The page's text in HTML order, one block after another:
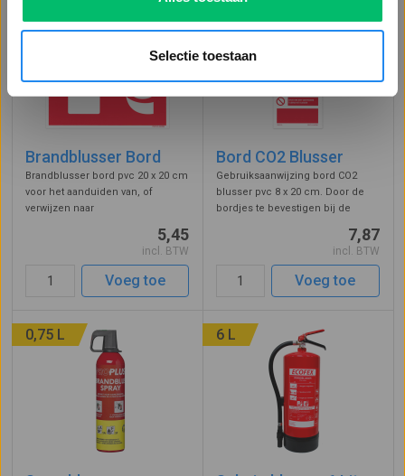
Selectie toestaan
Brandblusser Bord
Brandblusser bord pvc 20 x 20 cm
voor het aanduiden van, of
verwijzen naar
handbrandblussers aan het oog
worden onttrokken, bijvoorbeeld
als ze zich in een kast bevind ...
5,45
incl. BTW
Voeg toe
Bord CO2 Blusser
Gebruiksaanwijzing bord CO2
blusser pvc 8 x 20 cm. Door de
bordjes te bevestigen bij de
stoffen de koolzuursneeuw
blusser geschikt is, op welke
stoffen het ...
7,87
incl. BTW
Voeg toe
0,75 L 6 L